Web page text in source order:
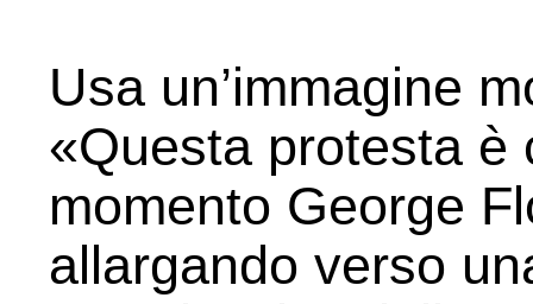
Usa un’immagine
«Questa protesta è
momento George
allargando verso